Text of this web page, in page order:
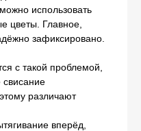
использовать
цветы. Главное,
зафиксировано.
с такой проблемой,
свисание
различают
вперёд,